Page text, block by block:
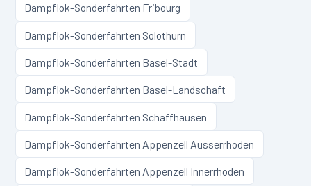
Dampflok-Sonderfahrten Fribourg
Dampflok-Sonderfahrten Solothurn
Dampflok-Sonderfahrten Basel-Stadt
Dampflok-Sonderfahrten Basel-Landschaft
Dampflok-Sonderfahrten Schaffhausen
Dampflok-Sonderfahrten Appenzell Ausserrhoden
Dampflok-Sonderfahrten Appenzell Innerrhoden